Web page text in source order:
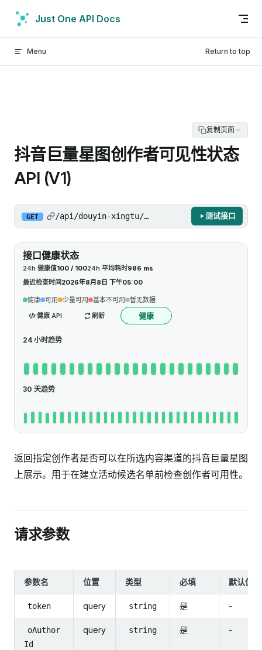
Skip to content
Just One API Docs
Menu Return to top
复制页面
抖音巨量星图创作者可见性状态
API (V1)
GET /api/douyin-xingtu/gw/api/data_sp/测试接口
接口健康状态
24h 健康值100 / 10024h 平均耗时986 ms
最近检查时间2026年8月8日 下午05:00
健康 可用 少量可用 基本不可用
暂无数据
健康 API
刷新 健康
24 小时趋势
30 天趋势
返回指定创作者是否可以在所选内容渠道的抖音巨量星图
上展示。用于在建立活动候选名单前检查创作者可用性。
请求参数
参数名 位置 类型 必填 默认值
token query string 是 -
oAuthor
Id
query string 是 -